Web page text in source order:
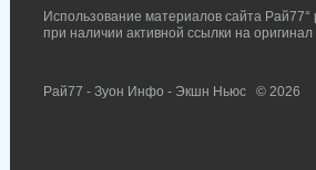
Использование материалов сайта Рай77°
при наличии активной ссылки на оригинал
Рай77 - Зуон Инфо - Экшн Ньюс © 2026